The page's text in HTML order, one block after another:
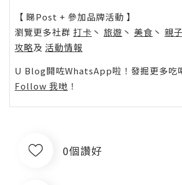
【 睇Post + 參加品牌活動 】
瀏覽更多社群 打卡 丶 旅遊 丶 美食 丶 親子
攻略及 活動情報
U Blog開咗WhatsApp啦！發掘更多吃
Follow 我哋 ！
0個讚好